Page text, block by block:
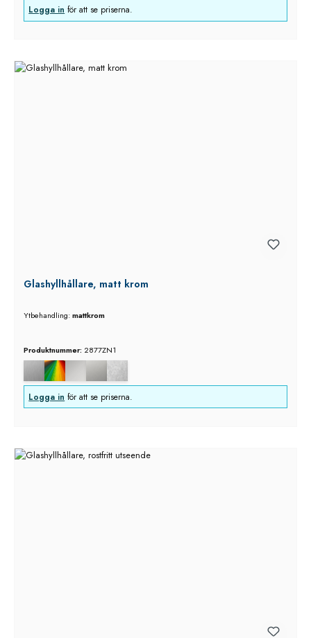
Logga in för att se priserna.
Glashyllhållare, matt krom
Ytbehandling:mattkrom
Produktnummer: 2877ZN1
Logga in för att se priserna.